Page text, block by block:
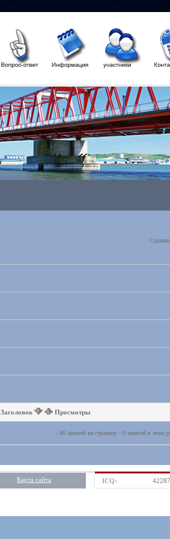
Заголовок Просмотры
- 80 записей на страницу - 0 записей в этом
Карта сайта ICQ: